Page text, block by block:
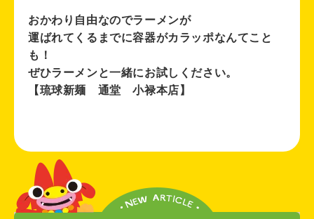
おかわり自由なのでラーメンが
運ばれてくるまでに容器がカラッポなんてこと
も！
ぜひラーメンと一緒にお試しください。
【琉球新麺 通堂 小禄本店】